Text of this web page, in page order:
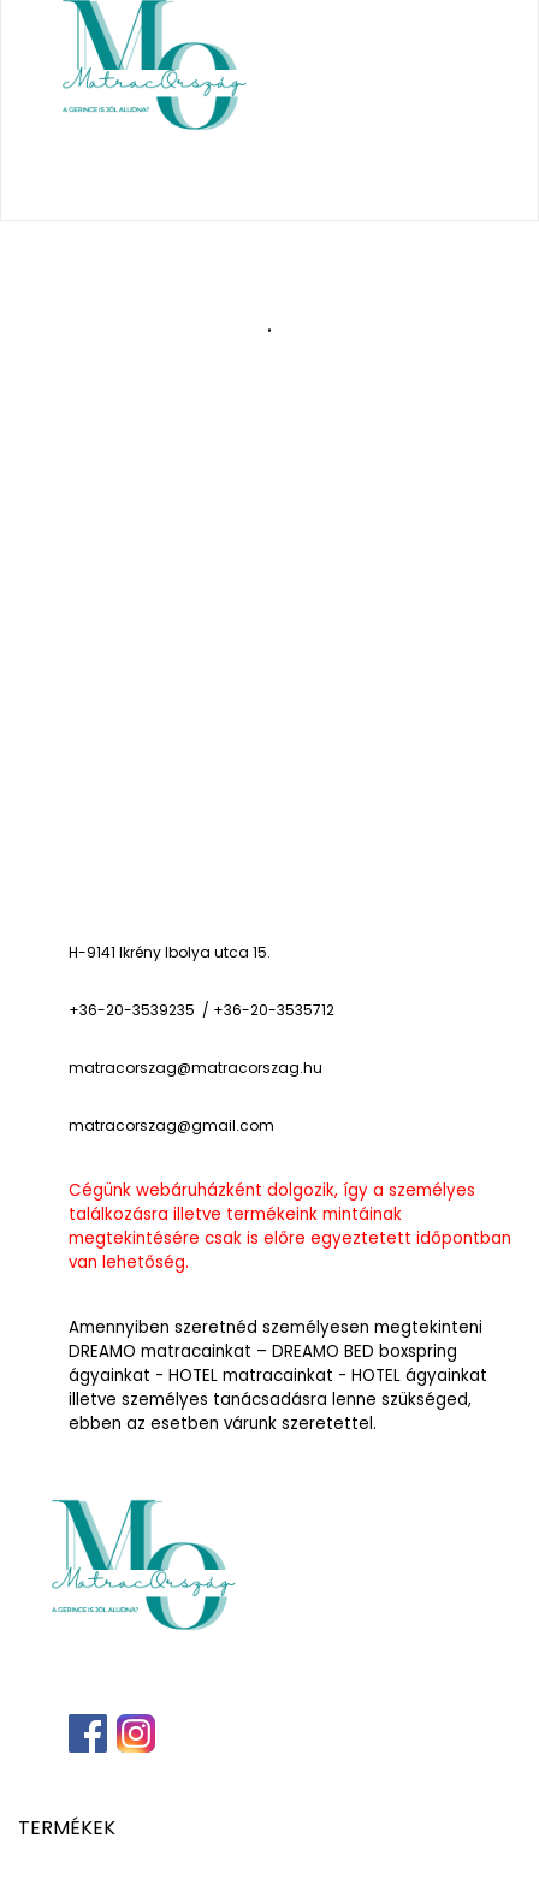
.
H-9141 Ikrény Ibolya utca 15.
+36-20-3539235 / +36-20-3535712
matracorszag@matracorszag.hu
matracorszag@gmail.com
Cégünk webáruházként dolgozik, így a személyes
találkozásra illetve termékeink mintáinak
megtekintésére csak is előre egyeztetett időpontban
van lehetőség.
Amennyiben szeretnéd személyesen megtekinteni
DREAMO matracainkat – DREAMO BED boxspring
ágyainkat - HOTEL matracainkat - HOTEL ágyainkat
illetve személyes tanácsadásra lenne szükséged,
ebben az esetben várunk szeretettel.
TERMÉKEK